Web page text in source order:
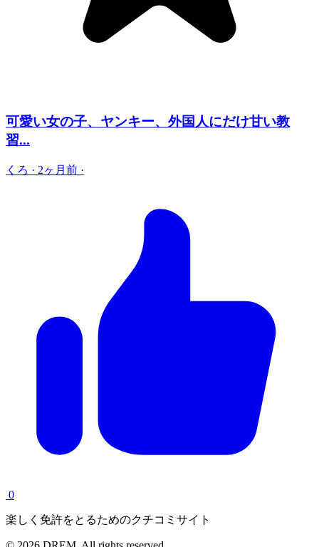
可愛い女の子、ヤンキー、外国人にだけ甘い教
習...
くろ · 2ヶ月前 ·
0
楽しく免許をとるためのクチコミサイト